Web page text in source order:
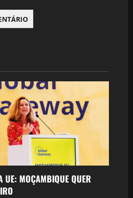
UE: MOÇAMBIQUE QUER